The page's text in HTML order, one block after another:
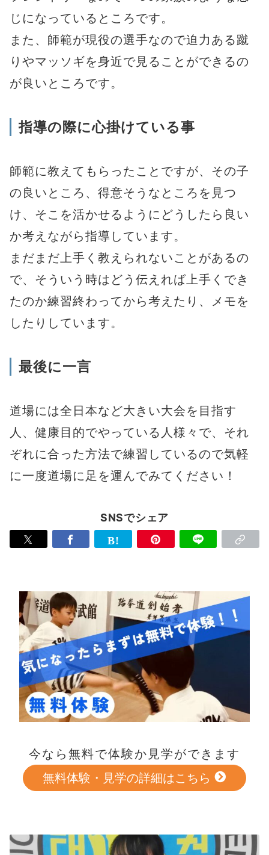
じになっているところです。
また、師範が現役の選手なので迫力ある蹴
りやマッソギを身近で見ることができるの
が良いところです。
指導の際に心掛けている事
師範に教えてもらったことですが、その子
の良いところ、得意そうなところを見つ
け、そこを活かせるようにどうしたら良い
か考えながら指導しています。
まだまだ上手く教えられないことがあるの
で、そういう時はどう伝えれば上手くでき
たのか練習終わってから考えたり、メモを
したりしています。
最後に一言
道場には全日本など大きい大会を目指す
人、健康目的でやっている人様々で、それ
ぞれに合った方法で練習しているので気軽
に一度道場に足を運んでみてください！
SNSでシェア
今なら無料で体験か見学ができます
無料体験・見学の詳細はこちら